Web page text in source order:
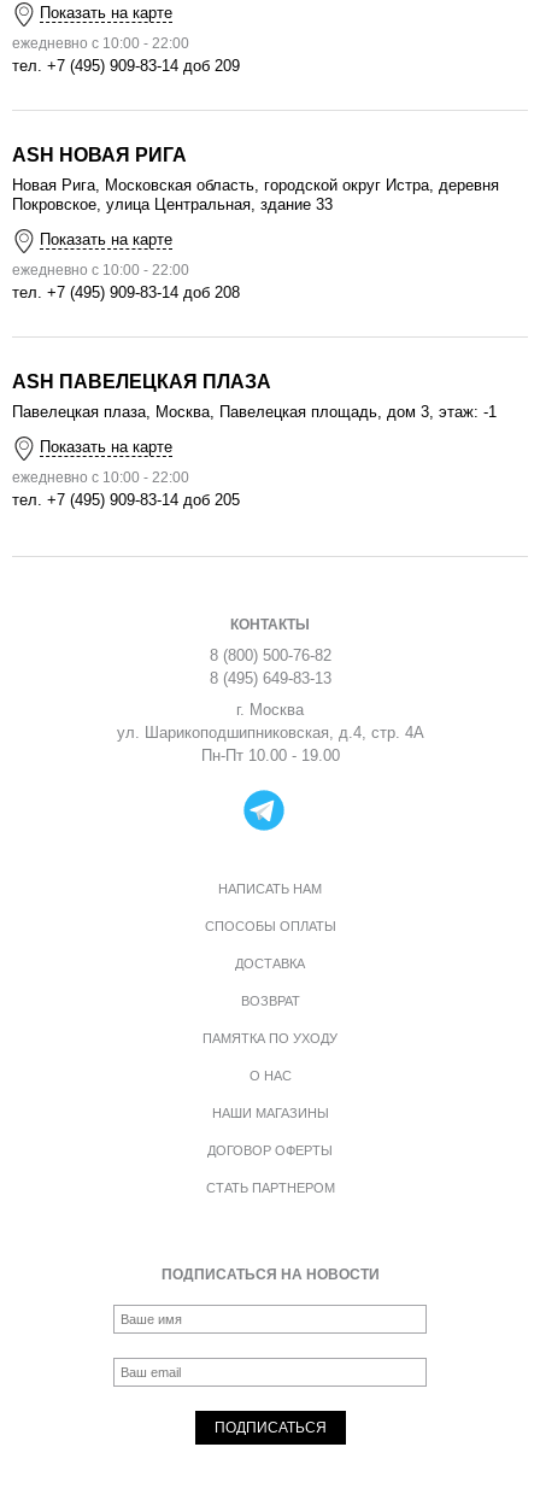
Показать на карте
ежедневно с 10:00 - 22:00
тел. +7 (495) 909-83-14 доб 209
ASH НОВАЯ РИГА
Новая Рига, Moсковская область, городской округ Истра, деревня
Покровское, улица Центральная, здание 33
Показать на карте
ежедневно с 10:00 - 22:00
тел. +7 (495) 909-83-14 доб 208
ASH ПАВЕЛЕЦКАЯ ПЛАЗА
Павелецкая плаза, Москва, Павелецкая площадь, дом 3, этаж: -1
Показать на карте
ежедневно с 10:00 - 22:00
тел. +7 (495) 909-83-14 доб 205
КОНТАКТЫ
8 (800) 500-76-82
8 (495) 649-83-13
г. Москва
ул. Шарикоподшипниковская, д.4, стр. 4А
Пн-Пт 10.00 - 19.00
НАПИСАТЬ НАМ
СПОСОБЫ ОПЛАТЫ
ДОСТАВКА
ВОЗВРАТ
ПАМЯТКА ПО УХОДУ
О НАС
НАШИ МАГАЗИНЫ
ДОГОВОР ОФЕРТЫ
СТАТЬ ПАРТНЕРОМ
ПОДПИСАТЬСЯ НА НОВОСТИ
ПОДПИСАТЬСЯ